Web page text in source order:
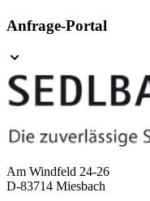
Anfrage-Portal
Am Windfeld 24-26
D-83714 Miesbach